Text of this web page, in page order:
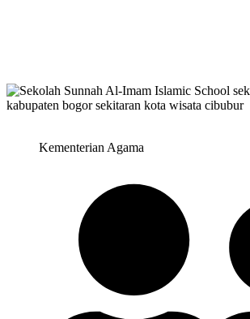
Kementerian Agama